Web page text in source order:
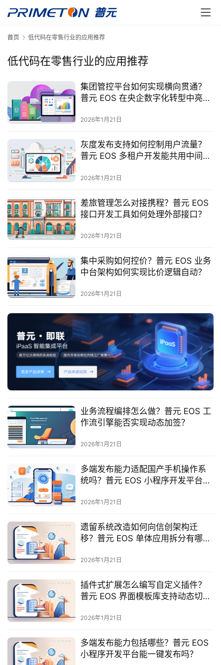
最
新
动
产
品
解
方
案
合
作
服
与
支
持
了
解
普
元
联
系
我
们
首页 低代码在零售行业的应用推荐
低代码在零售行业的应用推荐
集团管控平台如何实现横向贯通？
普元 EOS 在央企数字化转型中亮眼
2026年1月21日
灰度发布支持如何控制用户流量？
普元 EOS 多租户开发能共用中间
2026年1月21日
差旅管理怎么对接携程？普元 EOS
接口开发工具如何处理外部接口？
2026年1月21日
集中采购如何控价？普元 EOS 业务
中台架构如何实现比价逻辑自动？
2026年1月21日
业务流程编排怎么做？普元 EOS 工
作流引擎能否实现动态加签？
2026年1月21日
多端发布能力适配国产手机操作系
统吗？普元 EOS 小程序开发平台信
2026年1月21日
遗留系统改造如何向信创架构迁
移？普元 EOS 单体应用拆分有哪些
2026年1月21日
插件式扩展怎么编写自定义插件？
普元 EOS 界面模板库支持动态切换
2026年1月21日
多端发布能力包括哪些？普元 EOS
小程序开发平台能一键发布吗？